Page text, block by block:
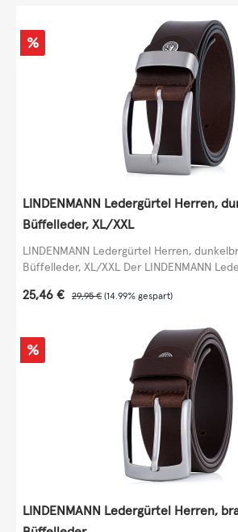
Rabatt
%
LINDENMANN Ledergürtel Herren,
Büffelleder, XL/XXL
LINDENMANN Ledergürtel Herren,
Büffelleder, XL/XXL Der LINDENMANN
Verkaufspreis:
25,46 € Regulärer Preis:
29,95 € (14.99% gespart)
Rabatt
%
LINDENMANN Ledergürtel Herren,